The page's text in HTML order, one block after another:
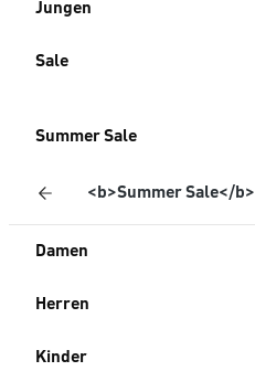
Jungen
Sale
Summer Sale
<b>Summer Sale</b>
Damen
Herren
Kinder